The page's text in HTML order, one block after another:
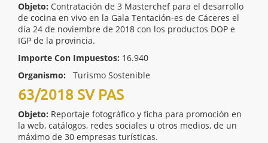
Objeto: Contratación de 3 Masterchef para el desarrollo
de cocina en vivo en la Gala Tentación-es de Cáceres el
día 24 de noviembre de 2018 con los productos DOP e
IGP de la provincia.
Importe Con Impuestos: 16.940
Organismo:
Turismo Sostenible
63/2018 SV PAS
Objeto: Reportaje fotográfico y ficha para promoción en
la web, catálogos, redes sociales u otros medios, de un
máximo de 30 empresas turísticas.